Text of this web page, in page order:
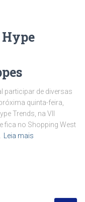
participar de diversas
quinta-feira,
Trends, na VII
fica no Shopping West
Leia mais